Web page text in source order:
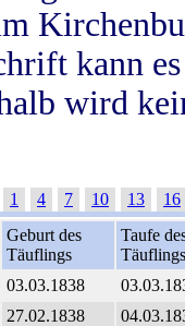
kann
wird
1 4 7 10 13
16
Geburt des
Täuflings
Taufe
Täuflings
03.03.1838
27.02.1838